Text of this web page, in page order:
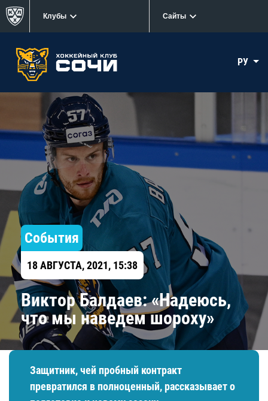
Клубы Сайты
РУ
События
18 АВГУСТА, 2021, 15:38
​Виктор Балдаев: «Надеюсь,
что мы наведем шороху»
Защитник, чей пробный контракт
превратился в полноценный, рассказывает о